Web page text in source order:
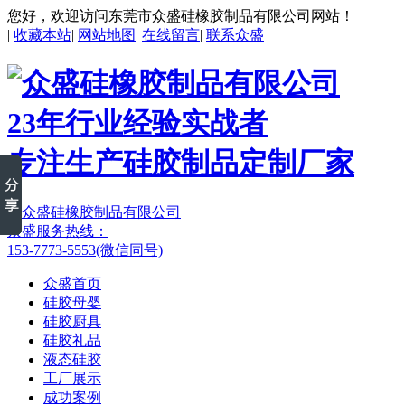
您好，欢迎访问东莞市众盛硅橡胶制品有限公司网站！
| 收藏本站| 网站地图| 在线留言| 联系众盛
23年行业经验实战者
专注生产硅胶制品定制厂家
众盛服务热线：
153-7773-5553(微信同号)
众盛首页
硅胶母婴
硅胶厨具
硅胶礼品
液态硅胶
工厂展示
成功案例